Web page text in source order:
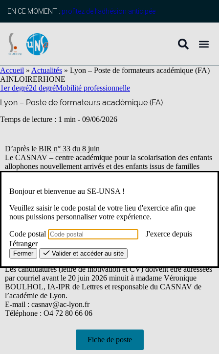
principal
EN CE MOMENT : profitez de l’adhésion anticipée
Accueil » Actualités » Lyon – Poste de formateurs académique (FA)
AINLOIRERHONE
1er degré2d degréMobilité professionnelle
Lyon – Poste de formateurs académique (FA)
Temps de lecture : 1 min - 09/06/2026
D’après le BIR n° 33 du 8 juin
Le CASNAV – centre académique pour la scolarisation des enfants
allophones nouvellement arrivés et des enfants issus de familles
itinérantes et de voyageurs de l’académie de Lyon recrute deux
1er septembre 2026.
Profil :
Poste ouvert aux enseignants toutes disciplines (1er et 2nd degré).
Vous trouverez en annexe le descriptif précis des missions.
Les candidatures (lettre de motivation et CV) doivent être adressées
par courriel avant le 20 juin 2026 minuit à madame Véronique
BOULHOL, IA-IPR de Lettres et responsable du CASNAV de
l’académie de Lyon.
E-mail : casnav@ac-lyon.fr
Téléphone : O4 72 80 66 06
Fiche de poste
Bonjour et bienvenue au SE-UNSA !
Veuillez saisir le code postal de votre lieu d'exercice afin que
nous puissions personnaliser votre expérience.
Code postal
J'exerce depuis
l'étranger
Fermer Valider et accéder au site